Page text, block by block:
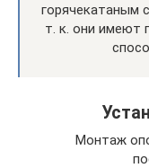
горячекатаным
т. к. они имеют
Монтаж